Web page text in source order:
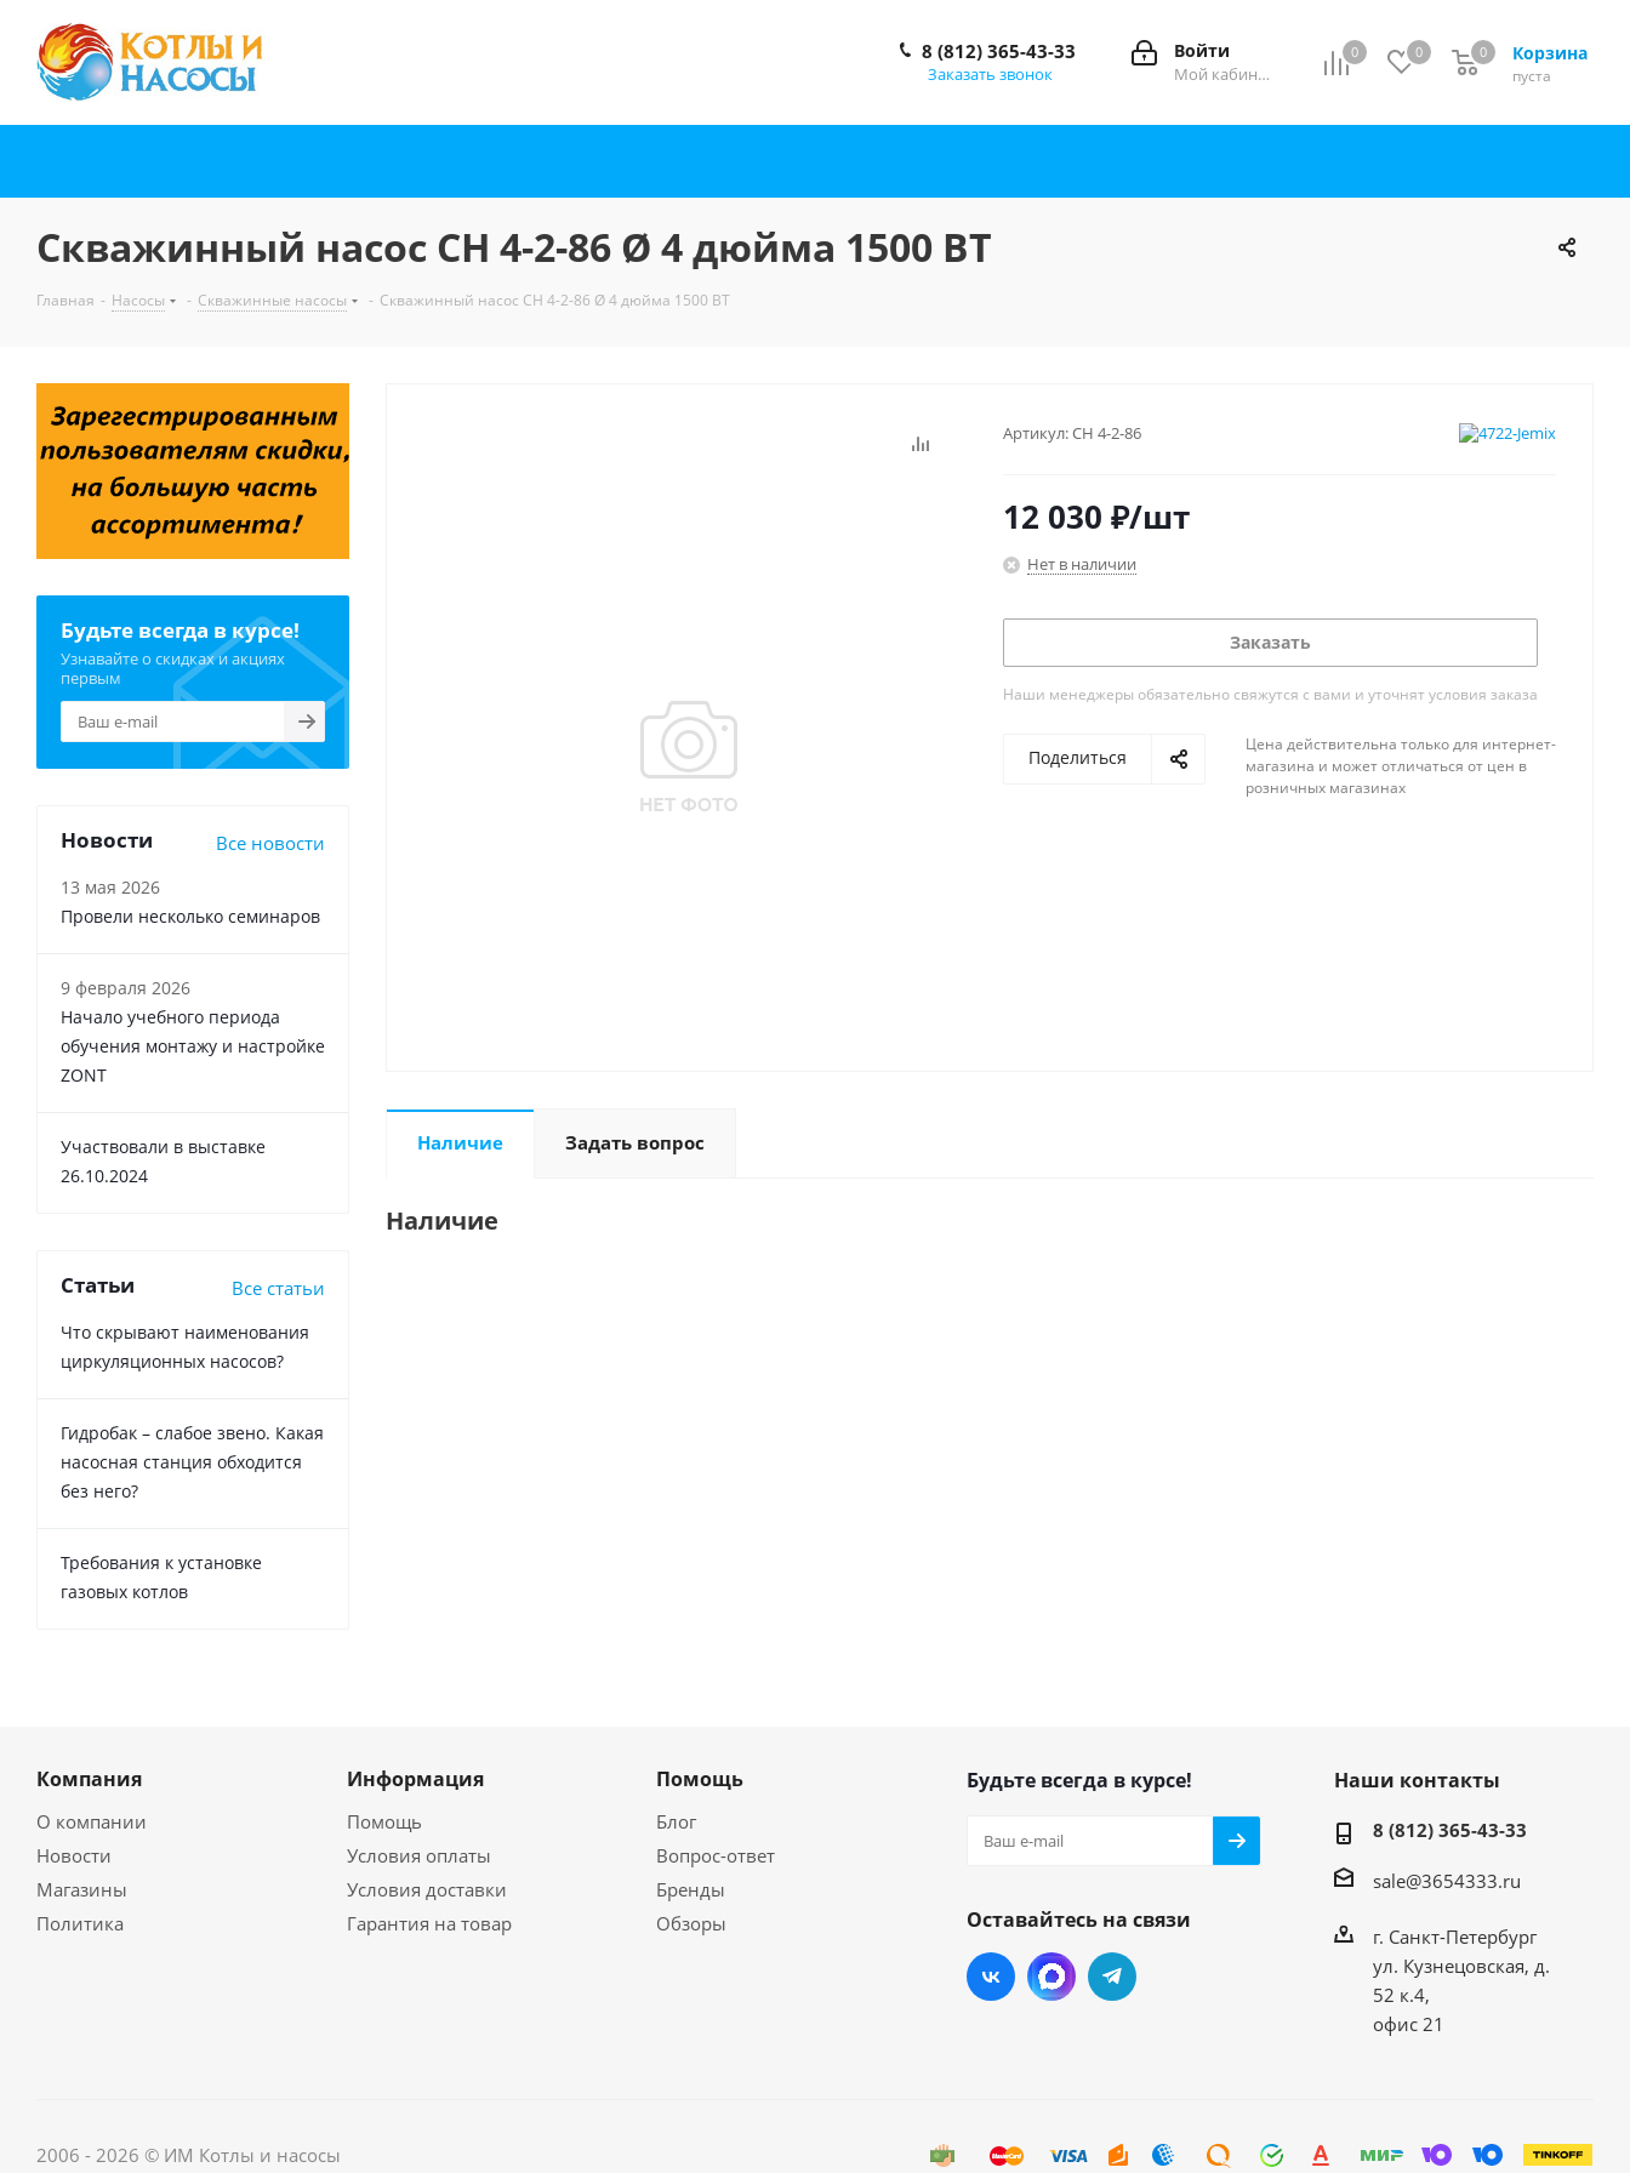
0 0 Корзина
0
пуста
0
Войти
Мой кабинет
8 (812) 365-43-33
Заказать звонок
Скважинный насос СН 4-2-86 Ø 4 дюйма 1500 ВТ
Главная - Насосы - Скважинные насосы - Скважинный насос СН 4-2-86 Ø 4 дюйма 1500 ВТ
Артикул:СН 4-2-86
12 030 ₽/шт
Нет в наличии
Заказать
Наши менеджеры обязательно свяжутся с вами и уточнят условия заказа
Поделиться
Цена действительна только для интернет-
магазина и может отличаться от цен в
розничных магазинах
Наличие Задать вопрос
Наличие
Будьте всегда в курсе!
Узнавайте о скидках и акциях
первым
Новости Все новости
13 мая 2026
Провели несколько семинаров
9 февраля 2026
Начало учебного периода
обучения монтажу и настройке
ZONT
Участвовали в выставке
26.10.2024
Статьи Все статьи
Что скрывают наименования
циркуляционных насосов?
Гидробак – слабое звено. Какая
насосная станция обходится
без него?
Требования к установке
газовых котлов
Компания
О компании
Новости
Магазины
Политика
Информация
Помощь
Условия оплаты
Условия доставки
Гарантия на товар
Помощь
Блог
Вопрос-ответ
Бренды
Обзоры
Будьте всегда в курсе!
Оставайтесь на связи
Наши контакты
8 (812) 365-43-33
sale@3654333.ru
г. Санкт-Петербург
ул. Кузнецовская, д.
52 к.4,
офис 21
2006 - 2026 © ИМ Котлы и насосы